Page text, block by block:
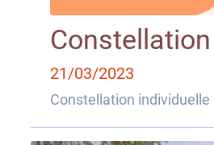
21/03/2023
Constellation individuelle